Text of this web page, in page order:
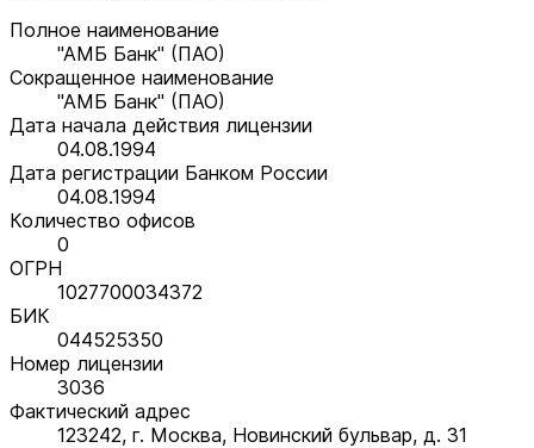
Полное наименование
"АМБ Банк" (ПАО)
Сокращенное наименование
"АМБ Банк" (ПАО)
Дата начала действия лицензии
04.08.1994
Дата регистрации Банком России
04.08.1994
Количество офисов
0
ОГРН
1027700034372
БИК
044525350
Номер лицензии
3036
Фактический адрес
123242, г. Москва, Новинский бульвар, д. 31